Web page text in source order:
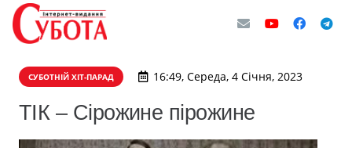
СУБОТНІЙ ХІТ-ПАРАД 16:49, Середа, 4 Січня, 2023
ТІК – Сірожине пірожине